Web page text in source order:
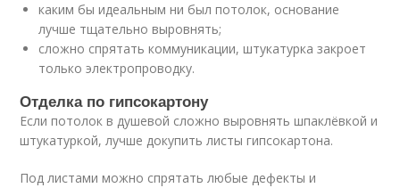
каким бы идеальным ни был потолок, основание
лучше тщательно выровнять;
сложно спрятать коммуникации, штукатурка закроет
только электропроводку.
Отделка по гипсокартону
Если потолок в душевой сложно выровнять шпаклёвкой и
штукатуркой, лучше докупить листы гипсокартона.
Под листами можно спрятать любые дефекты и